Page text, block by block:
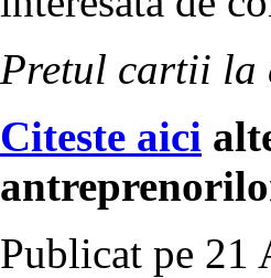
Pretul cartii la
Citeste aici
Publicat pe 21